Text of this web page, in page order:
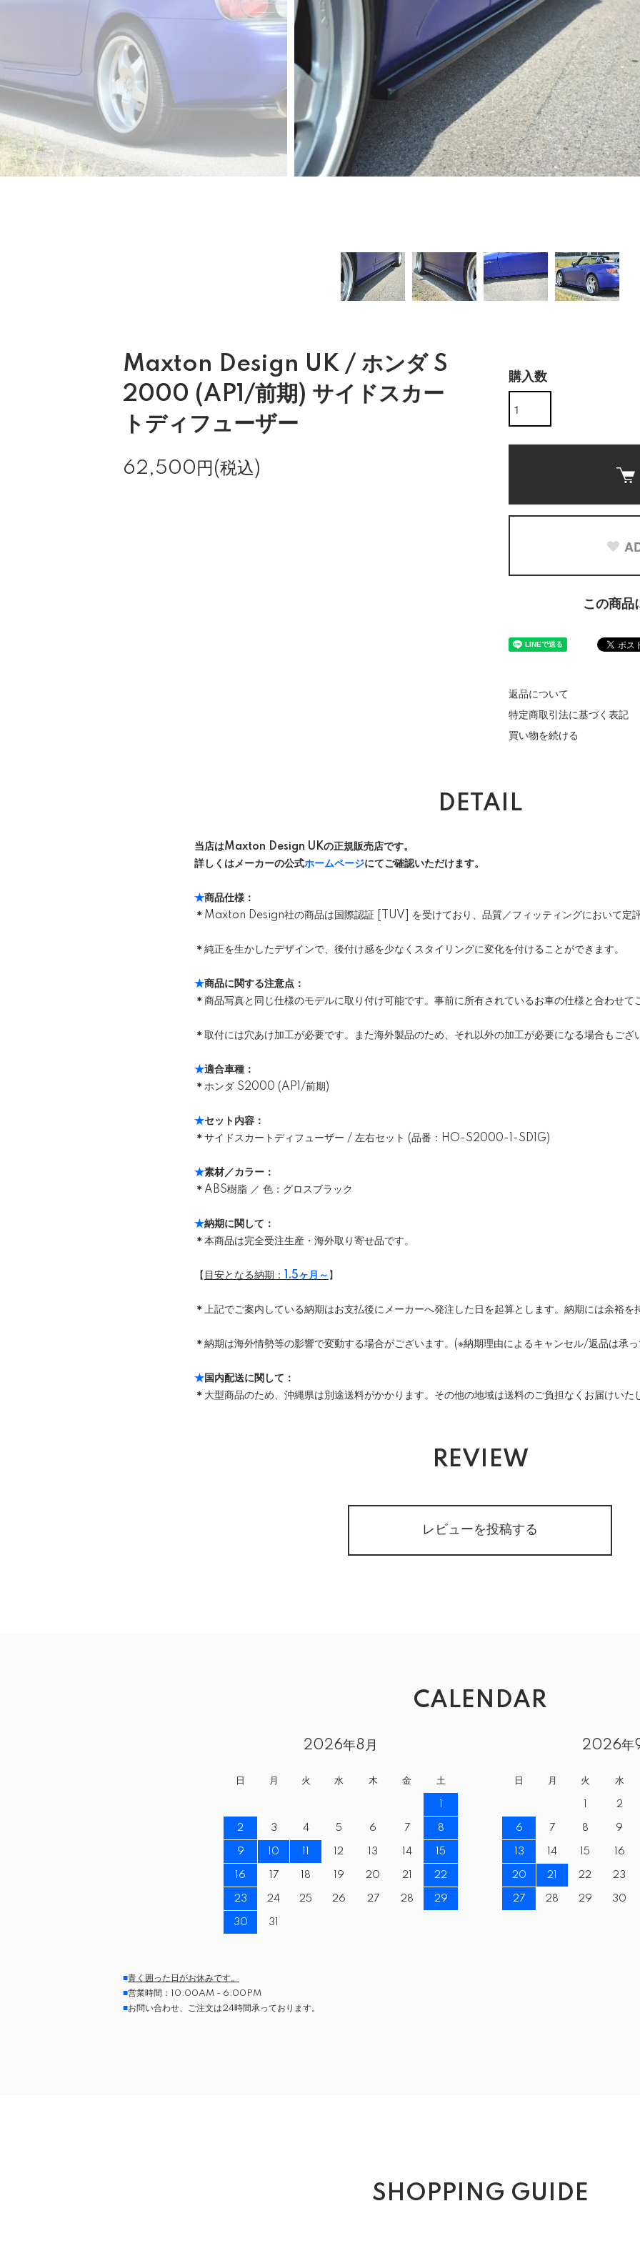
Maxton Design UK / ホンダ S
2000 (AP1/前期) サイドスカー
トディフューザー
62,500円(税込)
購入数
この商品
返品について
特定商取引法に基づく表記
買い物を続ける
DETAIL
当店はMaxton Design UKの正規販売店です。
詳しくはメーカーの公式ホームページにてご確認いただけます。
★商品仕様：
＊ Maxton Design社の商品は国際認証 [TUV] を受けており、品質／フィッティングにおいて定評
＊純正を生かしたデザインで、後付け感を少なくスタイリングに変化を付けることができます。
★商品に関する注意点：
＊商品写真と同じ仕様のモデルに取り付け可能です。事前に所有されているお車の仕様と合わせて
＊取付には穴あけ加工が必要です。また海外製品のため、それ以外の加工が必要になる場合もござ
★適合車種：
＊ホンダ S2000 (AP1/前期)
★セット内容：
＊サイドスカートディフューザー / 左右セット (品番：HO-S2000-1-SD1G)
★素材／カラー：
＊ ABS樹脂 ／ 色：グロスブラック
★納期に関して：
＊本商品は完全受注生産・海外取り寄せ品です。
【 目安となる納期： 1.5ヶ月～ 】
＊上記でご案内している納期はお支払後にメーカーへ発注した日を起算とします。納期には余裕を
＊納期は海外情勢等の影響で変動する場合がございます。(※納期理由によるキャンセル/返品は承
★国内配送に関して：
＊ 大型商品のため、沖縄県は別途送料がかかります。その他の地域は送料のご負担なくお届けいた
REVIEW
レビューを投稿する
CALENDAR
2026年8月
日 月 火 水 木 金 土
2 3 4 5 6 7 8
9 10 12 13 14 15
16 17 18 19 20 21 22
23 24 25 26 27 28 29
30 31
2026年
日 月 火 水
2
6 7 8 9
13 14 15 16
20 21 22 23
27 28 29 30
■青く囲った日がお休みです。
■営業時間：10:00AM - 6:00PM
■お問い合わせ、ご注文は24時間承っております。
SHOPPING GUIDE